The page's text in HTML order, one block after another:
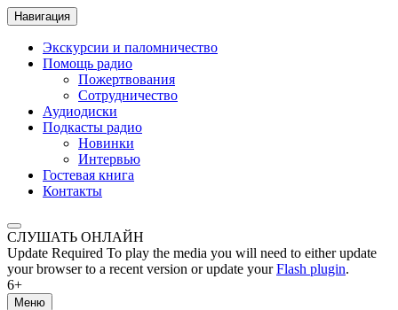
Навигация
Экскурсии и паломничество
Помощь радио
Пожертвования
Сотрудничество
Аудиодиски
Подкасты радио
Новинки
Интервью
Гостевая книга
Контакты
СЛУШАТЬ ОНЛАЙН
Update Required To play the media you will need to either update
your browser to a recent version or update yourFlash plugin.
6+
Меню